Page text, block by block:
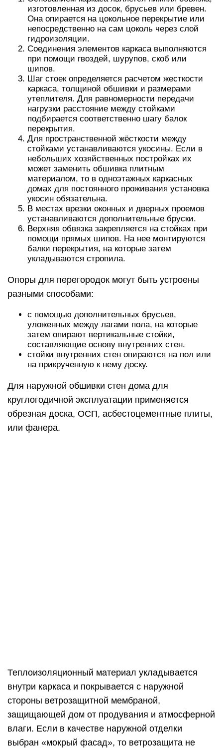
изготовленная из досок, брусьев или бревен.
Она опирается на цокольное перекрытие или
непосредственно на сам цоколь через слой
гидроизоляции.
Соединения элементов каркаса выполняются
при помощи гвоздей, шурупов, скоб или
шипов.
Шаг стоек определяется расчетом жесткости
каркаса, толщиной обшивки и размерами
утеплителя. Для равномерности передачи
нагрузки расстояние между стойками
подбирается соответственно шагу балок
перекрытия.
Для пространственной жёсткости между
стойками устанавливаются укосины. Если в
небольших хозяйственных постройках их
может заменить обшивка плитным
материалом, то в одноэтажных каркасных
домах для постоянного проживания установка
укосин обязательна.
В местах врезки оконных и дверных проемов
устанавливаются дополнительные бруски.
Верхняя обвязка закрепляется на стойках при
помощи прямых шипов. На нее монтируются
балки перекрытия, на которые затем
укладываются стропила.
Опоры для перегородок могут быть устроены
разными способами:
с помощью дополнительных брусьев,
уложенных между лагами пола, на которые
затем опирают вертикальные стойки,
составляющие основу внутренних стен.
стойки внутренних стен опираются на пол или
на прикрученную к нему доску.
Для наружной обшивки стен дома для
круглогодичной эксплуатации применяется
обрезная доска, ОСП, асбестоцементные плиты,
или фанера.
Теплоизоляционный материал укладывается
внутри каркаса и покрывается с наружной
стороны ветрозащитной мембраной,
защищающей дом от продувания и атмосферной
влаги. Если в качестве наружной отделки
выбран «мокрый фасад», то ветрозащита не